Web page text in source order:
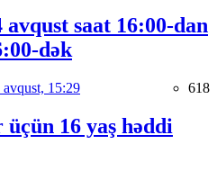
saat 16:00-dan
dək
avqust, 15:29 618
üçün 16 yaş həddi